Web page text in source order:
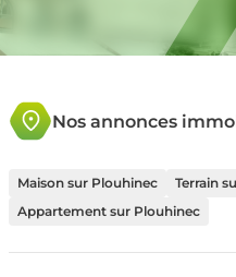
Nos annonces
Maison sur Plouhinec
Terrain
Appartement sur Plouhinec